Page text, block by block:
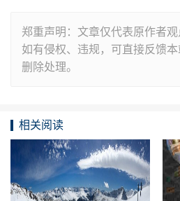
郑重声明：文章仅代表原作者观
如有侵权、违规，可直接反馈
删除处理。
相关阅读